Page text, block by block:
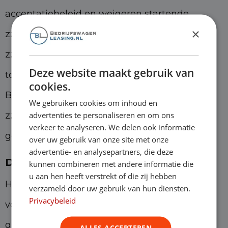
acceptatiebeleid en weigeren startende
zzp’ers. Dit doen ze veelal omdat startende
zzp’ers geen financiële gegevens kunnen
tonen of omdat het bedrijf nog te jong is. Bij
Bedrijfswagenleasing helpen we startende
zzp’ers graag bij hun zoektocht naar een
geschikte bedrijfswagen.
De voordelen voor zzp’ers
Het leasen van een bedrijfswagen heeft veel
voordelen voor zzp’ers. Allereerst heb je geen
grote investering nodig om de bedrijfswagen
×
Deze website maakt gebruik van
cookies.
We gebruiken cookies om inhoud en
advertenties te personaliseren en om ons
verkeer te analyseren. We delen ook informatie
over uw gebruik van onze site met onze
advertentie- en analysepartners, die deze
kunnen combineren met andere informatie die
u aan hen heeft verstrekt of die zij hebben
verzameld door uw gebruik van hun diensten.
Privacybeleid